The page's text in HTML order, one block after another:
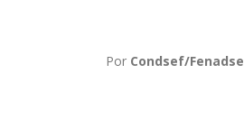
Por Condsef/